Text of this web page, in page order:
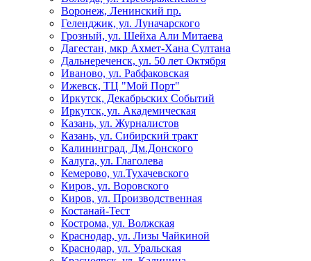
Воронеж, Ленинский пр.
Геленджик, ул. Луначарского
Грозный, ул. Шейха Али Митаева
Дагестан, мкр Ахмет-Хана Султана
Дальнереченск, ул. 50 лет Октября
Иваново, ул. Рабфаковская
Ижевск, ТЦ "Мой Порт"
Иркутск, Декабрьских Событий
Иркутск, ул. Академическая
Казань, ул. Журналистов
Казань, ул. Сибирский тракт
Калининград, Дм.Донского
Калуга, ул. Глаголева
Кемерово, ул.Тухачевского
Киров, ул. Воровского
Киров, ул. Производственная
Костанай-Тест
Кострома, ул. Волжская
Краснодар, ул. Лизы Чайкиной
Краснодар, ул. Уральская